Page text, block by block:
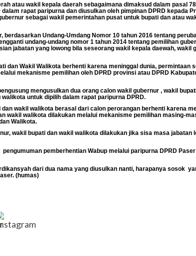
atau wakil kepala daerah sebagaimana dimaksud dalam pasal
rapat paripurna dan diusulkan oleh pimpinan DPRD kepada
sebagai wakil pemerintahan pusat untuk bupati dan atau
Undang-Umdang Nomor 10 tahun 2016 tentang
undang-undang nomor 1 tahun 2014 tentang pemilihan
jabatan yang lowong bila seseorang wakil kepala daewah,
dan Wakil Walikota berhenti karena meninggal dunia, permintaan
mekanisme pemilihan oleh DPRD provinsi atau DPRD
mengusulkan dua orang calon wakil gubernur , wakil
untuk dipilih dalam rapat paripurna DPRD.
wakil walikota berasal dari calon perorangan berhenti karena
wakil walikota dilakukan melalui mekanisme pemilihan masing-
Walikota.
wakil bupati dan wakil walikota dilakukan jika sisa masa jabatan
pemberhentian Wabup melalui paripurna DPRD
dari dua nama yang diusulkan nanti, harapanya sosok
(humas)